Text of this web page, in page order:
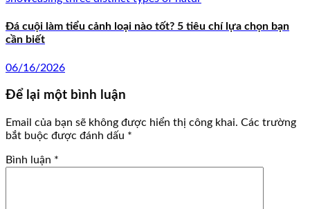
Đá cuội làm tiểu cảnh loại nào tốt? 5 tiêu chí lựa chọn bạn
cần biết
06/16/2026
Để lại một bình luận
Email của bạn sẽ không được hiển thị công khai. Các trường
bắt buộc được đánh dấu *
Bình luận *